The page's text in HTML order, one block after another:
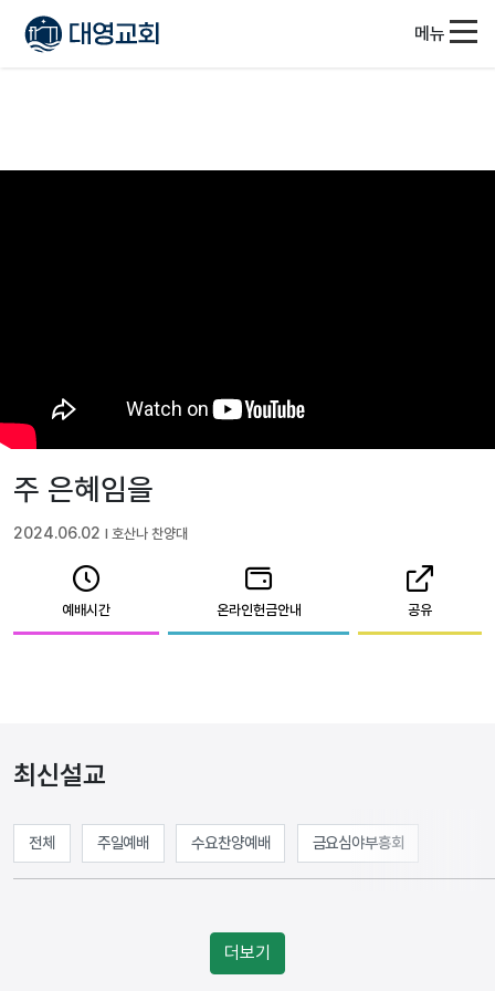
메뉴
주 은혜임을
2024.06.02 l 호산나 찬양대
예배시간 온라인헌금안내 공유
최신설교
전체 주일예배 수요찬양예배 금요심야부흥회
더보기